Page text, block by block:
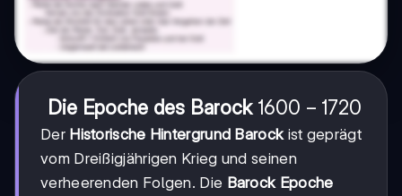
Die Epoche des Barock1600-
1720
1600 − 1720
Der Historische Hintergrund Barock ist geprägt
vom Dreißigjährigen Krieg und seinen
verheerenden Folgen. Die Barock Epoche